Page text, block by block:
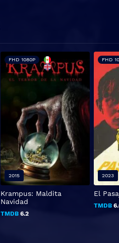
Krampus: Maldita
Navidad
TMDB 6.2
FHD 1080P
2015
El
TMDB
FHD
2023